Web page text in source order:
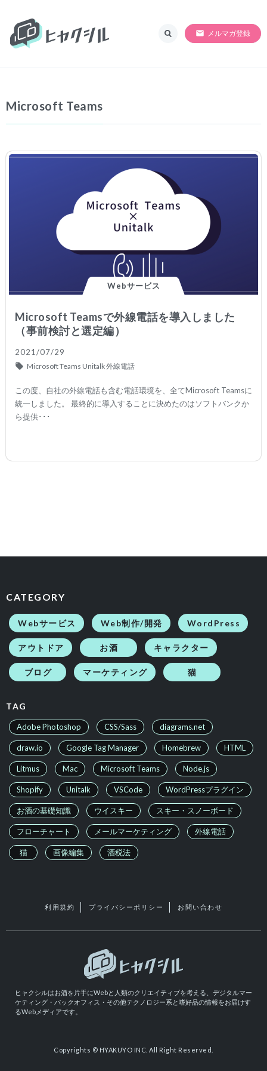
ヒャクシル SORRY!!準備中
メルマガ登録
Microsoft Teams
Webサービス
Microsoft Teamsで外線電話を導入しました
（事前検討と選定編）
2021/07/29
Microsoft Teams Unitalk外線電話
この度、自社の外線電話も含む電話環境を、全てMicrosoft Teamsに
統一しました。 最終的に導入することに決めたのはソフトバンクか
ら提供･･･
CATEGORY
Webサービス Web制作/開発 WordPress
アウトドア お酒 キャラクター
ブログ マーケティング 猫
TAG
Adobe Photoshop CSS/Sass diagrams.net
draw.io Google Tag Manager Homebrew HTML
Litmus Mac Microsoft Teams Node.js
Shopify Unitalk VSCode WordPressプラグイン
お酒の基礎知識 ウイスキー スキー・スノーボード
フローチャート メールマーケティング 外線電話
猫 画像編集 酒税法
利用規約 プライバシーポリシー お問い合わせ
ヒャクシルはお酒を片手にWebと人類のクリエイティブを考える、デジタルマー
ケティング・バックオフィス・その他テクノロジー系と嗜好品の情報をお届けす
るWebメディアです。
Copyrights © HYAKUYO INC. All Right Reserved.